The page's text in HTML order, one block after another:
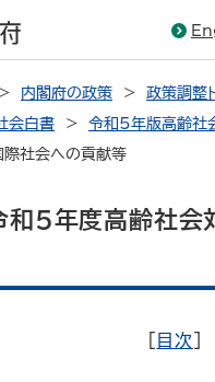
内閣府の政策 政策調整
会白書
令和5年版高齢社
社会への貢献等
5年度高齢社会
目次